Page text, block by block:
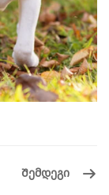
Შემდეგი